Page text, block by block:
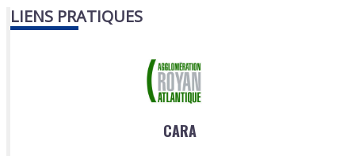
LIENS PRATIQUES
CARA